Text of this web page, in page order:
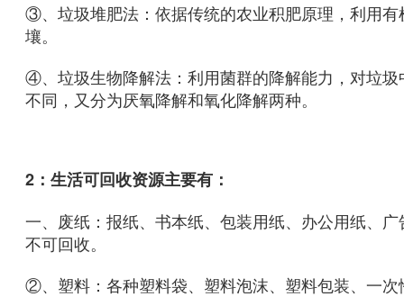
③、垃圾堆肥法：依据传统的农业积肥原理，利用
壤。
④、垃圾生物降解法：利用菌群的降解能力，对垃
不同，又分为厌氧降解和氧化降解两种。
2：生活可回收资源主要有：
一、废纸：报纸、书本纸、包装用纸、办公用纸、
不可回收。
②、塑料：各种塑料袋、塑料泡沫、塑料包装、一